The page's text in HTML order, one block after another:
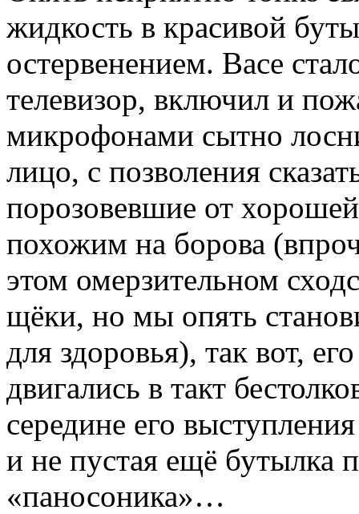
жидкость в красивой
остервенением. Васе
телевизор, включил и
микрофонами сытно
лицо, с позволения
порозовевшие от
похожим на борова
этом омерзительном
щёки, но мы опять
для здоровья), так вот,
двигались в такт
середине его
и не пустая ещё бутылка
«паносоника»…